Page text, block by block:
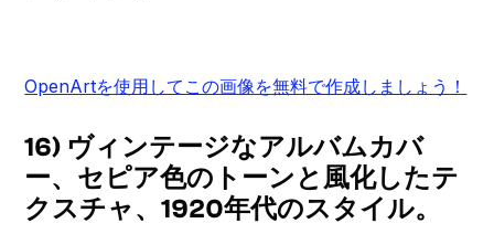
OpenArtを使用してこの画像を無料で作成しましょう！
16) ヴィンテージなアルバムカバ
ー、セピア色のトーンと風化したテ
クスチャ、1920年代のスタイル。